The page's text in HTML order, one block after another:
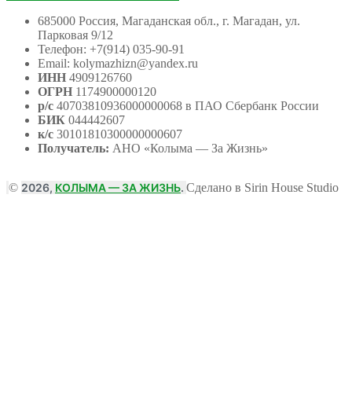
685000 Россия, Магаданская обл., г. Магадан, ул.
Парковая 9/12
Телефон: +7(914) 035-90-91
Email: kolymazhizn@yandex.ru
ИНН 4909126760
ОГРН 1174900000120
р/с 40703810936000000068 в ПАО Сбербанк России
БИК 044442607
к/с 30101810300000000607
Получатель: АНО «Колыма — За Жизнь»
© 2026, КОЛЫМА — ЗА ЖИЗНЬ. Сделано в Sirin House Studio